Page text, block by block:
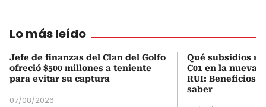
Lo más leído
Jefe de finanzas del Clan del Golfo
ofreció $500 millones a teniente
para evitar su captura
07/08/2026
Qué subsidios
C01 en la nueva
RUI: Beneficios
saber